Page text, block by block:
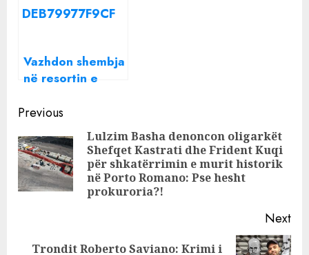
Vazhdon shembja
në resortin e
inxhinieri: Po e
funksionit
Continue
Reading
Previous
Lulzim Basha denoncon oligarkët
Shefqet Kastrati dhe Frident Kuqi
për shkatërrimin e murit historik
në Porto Romano: Pse hesht
prokuroria?!
Next
Trondit Roberto Saviano: Krimi i